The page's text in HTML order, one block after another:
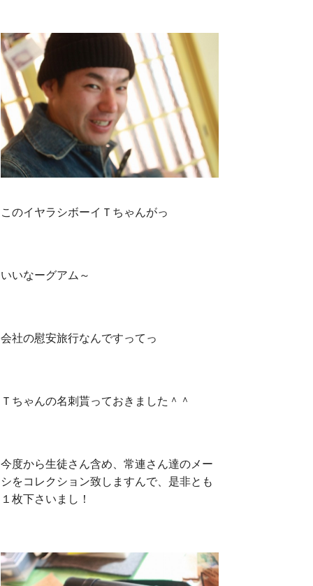
このイヤラシボーイＴちゃんがっ
いいなーグアム～
会社の慰安旅行なんですってっ
Ｔちゃんの名刺貰っておきました＾＾
今度から生徒さん含め、常連さん達のメー
シをコレクション致しますんで、是非とも
１枚下さいまし！